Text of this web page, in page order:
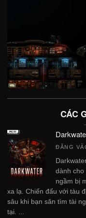
CÁC
ĐĂNG
dành cho
ngầm bị
xa lạ. Chiến đấu với tàu
sâu khi bạn săn tìm tài
tại. ...